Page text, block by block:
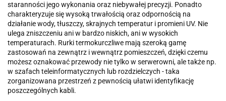
staranności jego wykonania oraz niebywałej precyzji. Ponadto
charakteryzuje się wysoką trwałością oraz odpornością na
działanie wody, tłuszczy, skrajnych temperatur i promieni UV. Nie
ulega zniszczeniu ani w bardzo niskich, ani w wysokich
temperaturach. Rurki termokurczliwe mają szeroką gamę
zastosowań na zewnątrz i wewnątrz pomieszczeń, dzięki czemu
możesz oznakować przewody nie tylko w serwerowni, ale także np.
w szafach teleinformatycznych lub rozdzielczych - taka
zorganizowana przestrzeń z pewnością ułatwi identyfikację
poszczególnych kabli.